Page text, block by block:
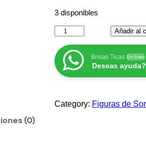
3 disponibles
g
u
S
Añadir al
Brisas Ticas En línea
Deseas
Category: Figuras de
(0)